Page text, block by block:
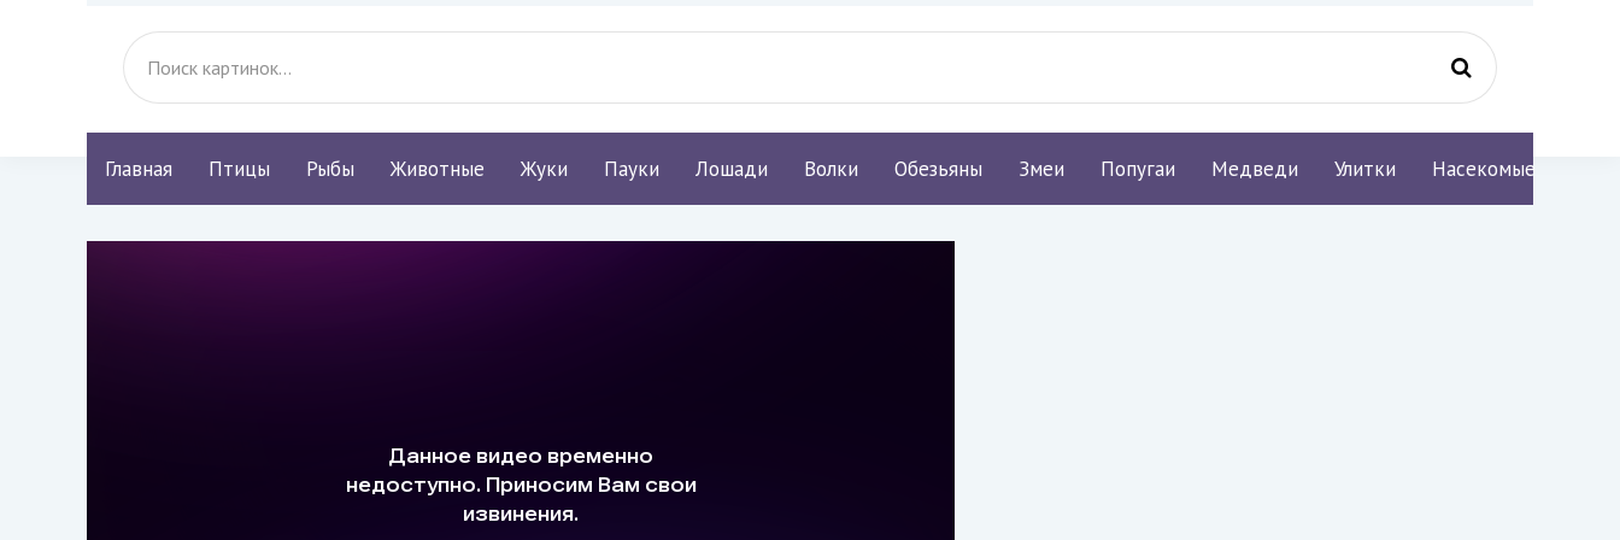
Главная Птицы Рыбы Животные Жуки Пауки Лошади Волки Обезьяны Змеи Попугаи Медведи Улитки Насекомые